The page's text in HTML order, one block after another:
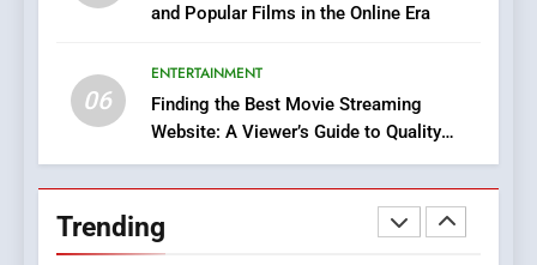
and Popular Films in the Online Era
06
ENTERTAINMENT
Finding the Best Movie Streaming
Website: A Viewer’s Guide to Quality
Streaming Platforms
Trending
1
Execution and Integration
BUSINESS
Hahanews: Empowering
Readers to Explore